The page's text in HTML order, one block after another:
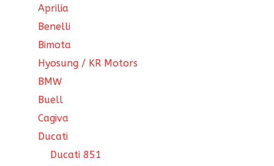
Aprilia
Benelli
Bimota
Hyosung / KR Motors
BMW
Buell
Cagiva
Ducati
Ducati 851